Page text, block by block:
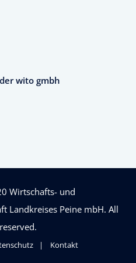
wito gmbh
Wirtschafts- und
Landkreises Peine mbH. All
Kontakt